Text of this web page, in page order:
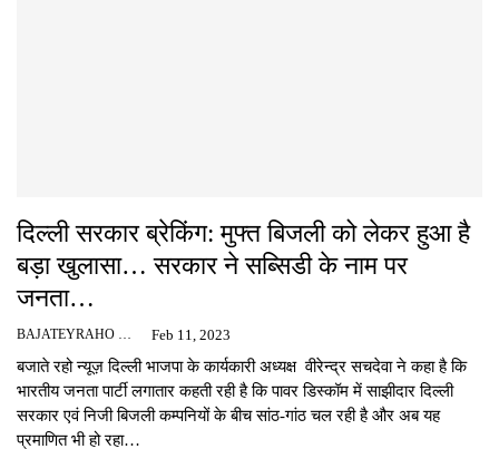
दिल्ली सरकार ब्रेकिंग: मुफ्त बिजली को लेकर हुआ है
बड़ा खुलासा… सरकार ने सब्सिडी के नाम पर
जनता…
BAJATEYRAHO NEWS Feb 11, 2023
बजाते रहो न्यूज़ दिल्ली भाजपा के कार्यकारी अध्यक्ष वीरेन्द्र सचदेवा ने कहा है कि
भारतीय जनता पार्टी लगातार कहती रही है कि पावर डिस्कॉम में साझीदार दिल्ली
सरकार एवं निजी बिजली कम्पनियों के बीच सांठ-गांठ चल रही है और अब यह
प्रमाणित भी हो रहा…